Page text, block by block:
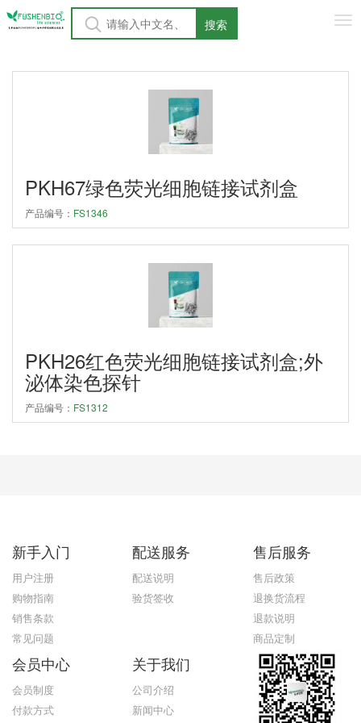
搜索
PKH67绿色荧光细胞链接试剂盒
产品编号： FS1346
PKH26红色荧光细胞链接试剂盒;外
泌体染色探针
产品编号： FS1312
新手入门
用户注册
购物指南
销售条款
常见问题
配送服务
配送说明
验货签收
售后服务
售后政策
退换货流程
退款说明
商品定制
会员中心
会员制度
付款方式
关于我们
公司介绍
新闻中心